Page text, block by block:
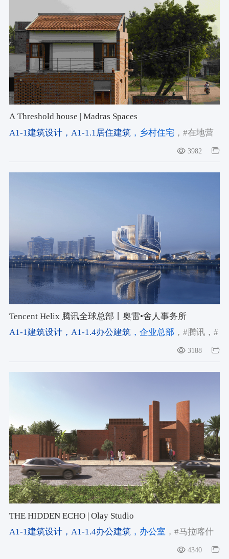
A Threshold house | Madras Spaces
A1-1建筑设计，A1-1.1居住建筑，乡村住宅 ，#在地营
3982
Tencent Helix 腾讯全球总部丨奥雷•舍人事务所
A1-1建筑设计，A1-1.4办公建筑，企业总部 ，#腾讯，#
3188
THE HIDDEN ECHO | Olay Studio
A1-1建筑设计，A1-1.4办公建筑，办公室 ，#马拉喀什
4340